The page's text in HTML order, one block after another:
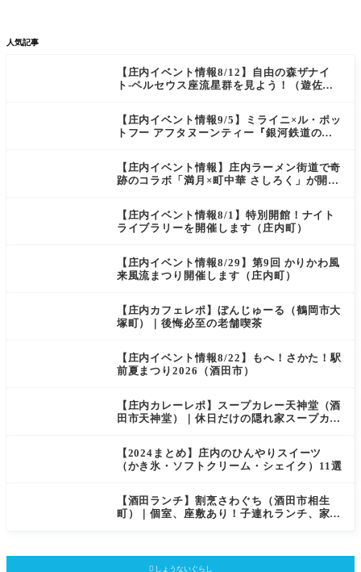
人気記事
【庄内イベント情報8/12】自由の森ザナイ
ト-ペルセウス座流星群を見よう！（遊佐
【庄内イベント情報9/5】ミライニ×ル・ポッ
トフー アフタヌーンティー『銀河鉄道の
【庄内イベント情報】庄内ラーメン街道で奇
跡のコラボ「満月×町中華 さしろく」が開催
【庄内イベント情報8/1】特別開館！ナイト
ライブラリーを開催します（庄内町）
【庄内イベント情報8/29】第9回 かりかわ風
来風流まつり開催します（庄内町）
【庄内カフェレポ】ぼんじゅーる（鶴岡市大
塚町）｜後悔必至の老舗喫茶
【庄内イベント情報8/22】もへ！さかた！駅
前夏まつり2026（酒田市）
【庄内カレーレポ】スープカレー天神堂（酒
田市天神堂）｜休日だけの隠れ家スープカレ
【2024まとめ】庄内のひんやりスイーツ
（かき氷・ソフトクリーム・シェイク）11選
【酒田ランチ】割烹さわぐち（酒田市相生
町）｜個室、座敷あり！子連れランチ、家族
 しょうないぐらし